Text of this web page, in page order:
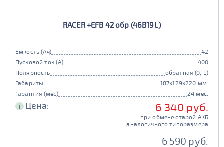
RACER +EFB 42 обр (46B19L)
Емкость (Ач)
42
Пусковой ток (А)
400
Полярность
обратная (0, L)
Габариты
187x129x220 мм.
Гарантия (мес)
24 мес.
i Цена: 6 340 руб.
при обмене старой АКБ
аналогичного типоразмера
6 590 руб.